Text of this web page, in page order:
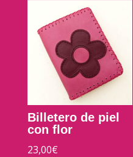
Billetero de piel
con flor
23,00€